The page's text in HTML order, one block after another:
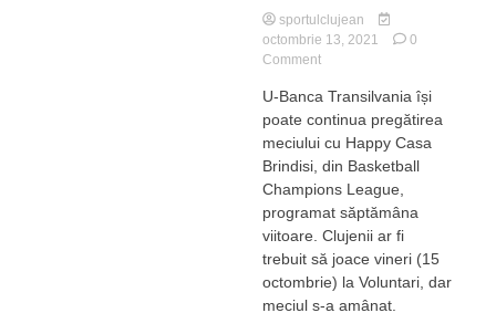
sportulclujean
octombrie 13, 2021
0
Commenton
BT
nu
va
juca
CSO
Voluntari
în
acest
final
U-Banca Transilvania își
poate continua pregătirea
meciului cu Happy Casa
Brindisi, din Basketball
Champions League,
programat săptămâna
viitoare. Clujenii ar fi
trebuit să joace vineri (15
octombrie) la Voluntari, dar
meciul s-a amânat.